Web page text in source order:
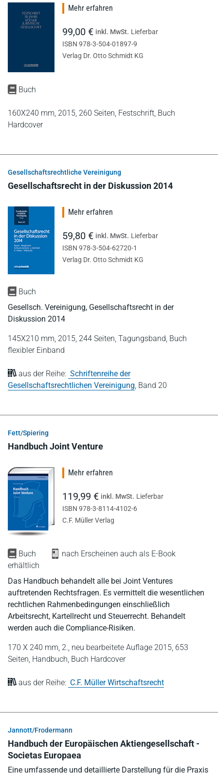
Buch
160X240 mm, 2015, 260 Seiten, Festschrift, Buch
Hardcover
Mehr erfahren
99,00 € inkl. MwSt. Lieferbar
ISBN 978-3-504-01897-9
Verlag Dr. Otto Schmidt KG
Gesellschaftsrechtliche Vereinigung
Gesellschaftsrecht in der Diskussion 2014
Buch
Gesellsch. Vereinigung, Gesellschaftsrecht in der
Diskussion 2014
145X210 mm, 2015, 244 Seiten, Tagungsband, Buch
flexibler Einband
aus der Reihe: Schriftenreihe der
Gesellschaftsrechtlichen Vereinigung Band 20
Mehr erfahren
59,80 € inkl. MwSt. Lieferbar
ISBN 978-3-504-62720-1
Verlag Dr. Otto Schmidt KG
Fett/Spiering
Handbuch Joint Venture
Buch
nach Erscheinen auch als E-Book
erhältlich
Das Handbuch behandelt alle bei Joint Ventures
auftretenden Rechtsfragen. Es vermittelt die wesentlichen
rechtlichen Rahmenbedingungen einschließlich
Arbeitsrecht, Kartellrecht und Steuerrecht. Behandelt
werden auch die Compliance-Risiken.
170 X 240 mm, 2., neu bearbeitete Auflage 2015, 653
Seiten, Handbuch, Buch Hardcover
aus der Reihe: C.F. Müller Wirtschaftsrecht
Mehr erfahren
119,99 € inkl. MwSt. Lieferbar
ISBN 978-3-8114-4102-6
C.F. Müller Verlag
Jannott/Frodermann
Handbuch der Europäischen Aktiengesellschaft -
Societas Europaea
Eine umfassende und detaillierte Darstellung für die Praxis